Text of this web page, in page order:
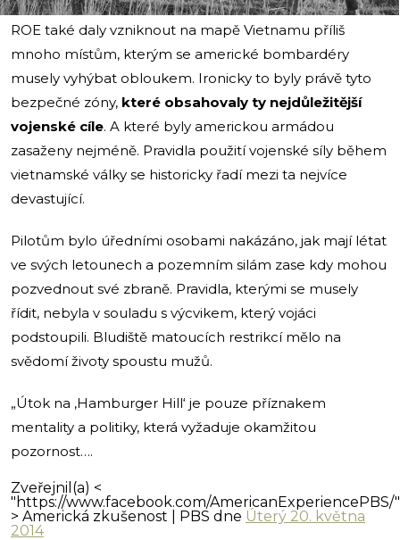
ROE také daly vzniknout na mapě Vietnamu příliš
mnoho místům, kterým se americké bombardéry
musely vyhýbat obloukem. Ironicky to byly právě tyto
bezpečné zóny, které obsahovaly ty nejdůležitější
vojenské cíle. A které byly americkou armádou
zasaženy nejméně. Pravidla použití vojenské síly během
vietnamské války se historicky řadí mezi ta nejvíce
devastující.
Pilotům bylo úředními osobami nakázáno, jak mají létat
ve svých letounech a pozemním silám zase kdy mohou
pozvednout své zbraně. Pravidla, kterými se musely
řídit, nebyla v souladu s výcvikem, který vojáci
podstoupili. Bludiště matoucích restrikcí mělo na
svědomí životy spoustu mužů.
„Útok na ‚Hamburger Hill‘ je pouze příznakem
mentality a politiky, která vyžaduje okamžitou
pozornost….
Zveřejnil(a) <
"https://www.facebook.com/AmericanExperiencePBS/"
> Americká zkušenost | PBS dne Úterý 20. května
2014